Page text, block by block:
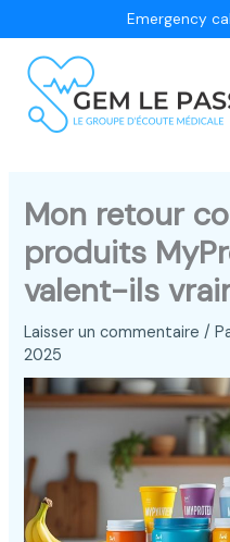
au
contenu
Emergency
Mon retour
produits
valent-ils
Laisser un commentaire /
2025